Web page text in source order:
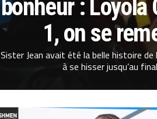
bonheur : Loyola
1, on se
Sister Jean avait été la belle histoire
à se hisser jusqu’au